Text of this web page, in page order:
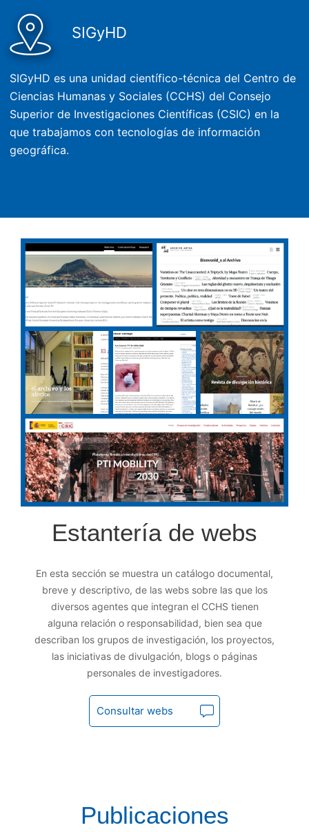
SIGyHD
SIGyHD es una unidad científico-técnica del Centro de
Ciencias Humanas y Sociales (CCHS) del Consejo
Superior de Investigaciones Científicas (CSIC) en la
que trabajamos con tecnologías de información
geográfica.
Estantería de webs
En esta sección se muestra un catálogo documental,
breve y descriptivo, de las webs sobre las que los
diversos agentes que integran el CCHS tienen
alguna relación o responsabilidad, bien sea que
describan los grupos de investigación, los proyectos,
las iniciativas de divulgación, blogs o páginas
personales de investigadores.
Consultar webs
Publicaciones